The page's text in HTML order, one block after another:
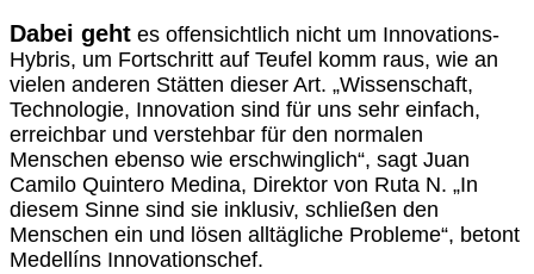
Dabei geht es offensichtlich nicht um Innovations-
Hybris, um Fortschritt auf Teufel komm raus, wie an
vielen anderen Stätten dieser Art. „Wissenschaft,
Technologie, Innovation sind für uns sehr einfach,
erreichbar und verstehbar für den normalen
Menschen ebenso wie erschwinglich“, sagt Juan
Camilo Quintero Medina, Direktor von Ruta N. „In
diesem Sinne sind sie inklusiv, schließen den
Menschen ein und lösen alltägliche Probleme“, betont
Medellíns Innovationschef.